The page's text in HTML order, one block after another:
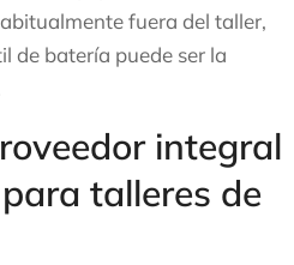
fuera del taller,
de batería puede ser la
integral
talleres de